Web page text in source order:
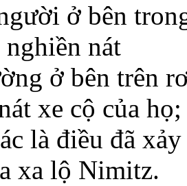
ở bên
nát
ở bên trên
xe cộ của họ;
là điều đã
xa lộ Nimitz.